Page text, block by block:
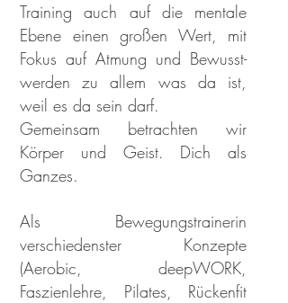
Training auch auf die mentale
Ebene einen großen Wert, mit
Fokus auf Atmung und Bewusst-
werden zu allem was da ist,
weil es da sein darf.
Gemeinsam betrachten wir
Körper und Geist. Dich als
Ganzes.
Als Bewegungstrainerin
verschiedenster Konzepte
(Aerobic, deepWORK,
Faszienlehre, Pilates, Rückenfit